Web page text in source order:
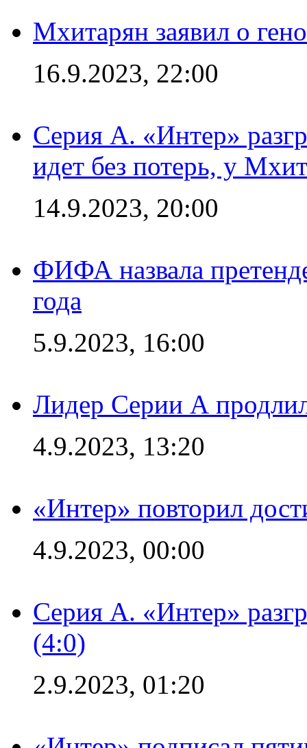
Мхитарян заявил о
16.9.2023, 22:00
Серия А. «Интер»
идет без потерь, у
14.9.2023, 20:00
ФИФА назвала
года
5.9.2023, 16:00
Лидер Серии А
4.9.2023, 13:20
«Интер» повторил
4.9.2023, 00:00
Серия А. «Интер»
(4:0)
2.9.2023, 01:20